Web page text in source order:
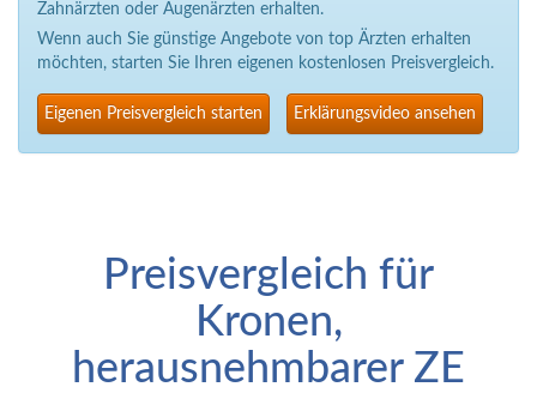
Zahnärzten oder Augenärzten erhalten.
Wenn auch Sie günstige Angebote von top Ärzten erhalten
möchten, starten Sie Ihren eigenen kostenlosen Preisvergleich.
Eigenen Preisvergleich starten Erklärungsvideo ansehen
Preisvergleich für
Kronen,
herausnehmbarer ZE